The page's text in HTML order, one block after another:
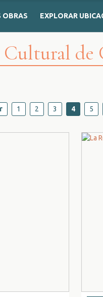
OBRAS EXPLORAR
de
1 2 3 4 5